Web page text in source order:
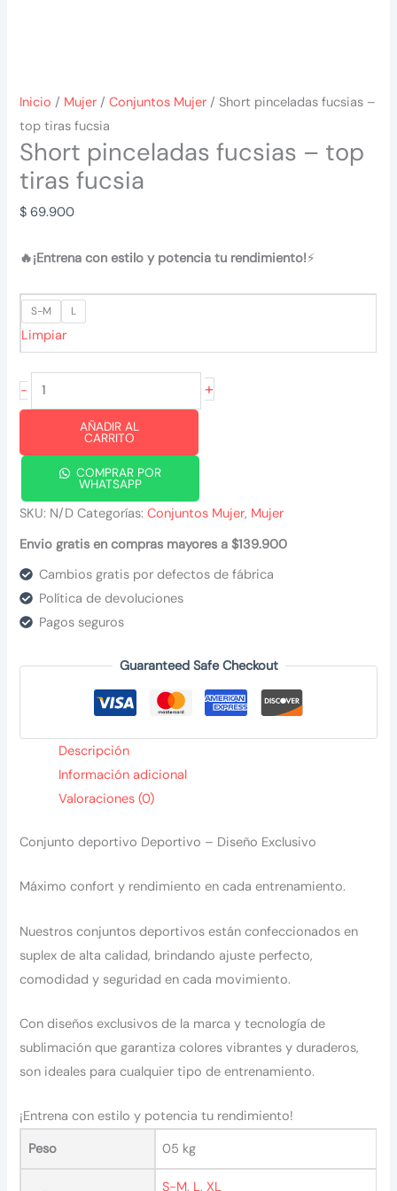
Inicio / Mujer /Conjuntos Mujer / Short pinceladas fucsias –
top tiras fucsia
Short pinceladas fucsias – top
tiras fucsia
$ 69.900
🔥¡Entrena con estilo y potencia tu rendimiento!⚡
S-M L
Limpiar
-
Short
pinceladas
-
tiras
cantidad
+
AÑADIR AL
CARRITO
COMPRAR POR
WHATSAPP
SKU: N/D Categorías:Conjuntos Mujer, Mujer
Envio gratis en compras mayores a $139.900
Cambios gratis por defectos de fábrica
Política de devoluciones
Pagos seguros
Guaranteed Safe Checkout
Descripción
Información adicional
Valoraciones (0)
Conjunto deportivo Deportivo – Diseño Exclusivo
Máximo confort y rendimiento en cada entrenamiento.
Nuestros conjuntos deportivos están confeccionados en
suplex de alta calidad, brindando ajuste perfecto,
comodidad y seguridad en cada movimiento.
Con diseños exclusivos de la marca y tecnología de
sublimación que garantiza colores vibrantes y duraderos,
son ideales para cualquier tipo de entrenamiento.
¡Entrena con estilo y potencia tu rendimiento!
Peso
05 kg
S-M, L, XL